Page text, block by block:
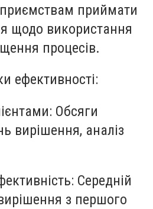
приймати
щодо використання
процесів.
ефективності:
: Обсяги
вирішення, аналіз
: Середній
з першого